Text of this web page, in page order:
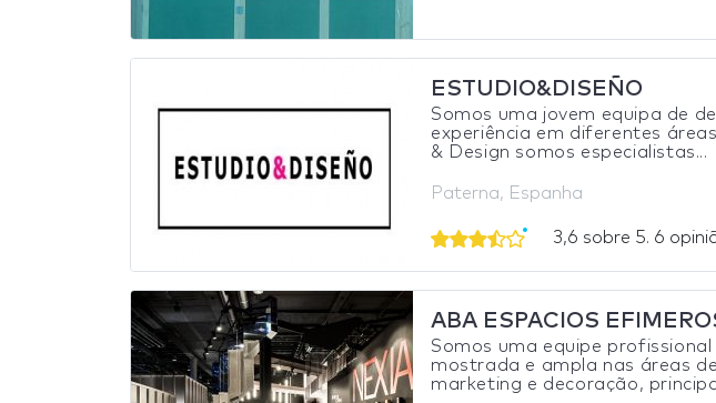
ESTUDIO&DISEÑO
Somos uma jovem equipa de
experiência em diferentes
& Design somos especialistas...
Paterna, Espanha
3,6 sobre 5. 6
ABA ESPACIOS
Somos uma equipe
mostrada e ampla nas áreas
marketing e decoração,